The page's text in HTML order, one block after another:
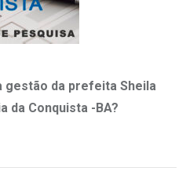
gestão da prefeita Sheila
da Conquista -BA?